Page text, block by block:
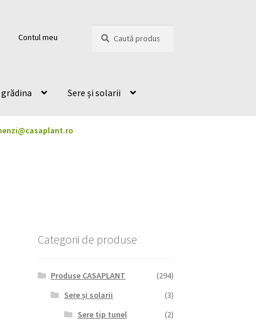
Contul meu
după:
grădina Sere și solarii
Categorii de produse
Produse CASAPLANT
(294)
Sere și solarii
(3)
Sere tip tunel
(2)